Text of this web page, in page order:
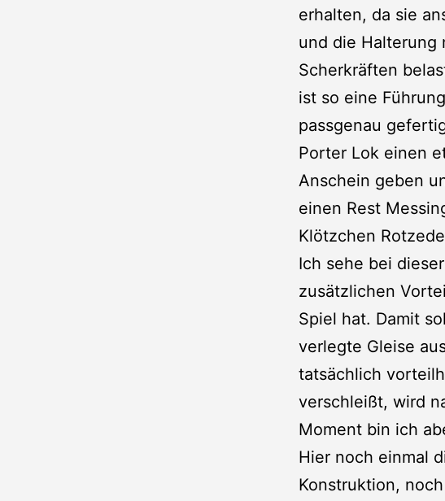
erhalten, da sie
und die Halterung
Scherkräften
ist so eine
passgenau
Porter Lok einen
Anschein geben
einen Rest
Klötzchen
Ich sehe bei
zusätzlichen
Spiel hat. Damit
verlegte Gleise
tatsächlich
verschleißt, wird
Moment bin ich
Hier noch einmal
Konstruktion,